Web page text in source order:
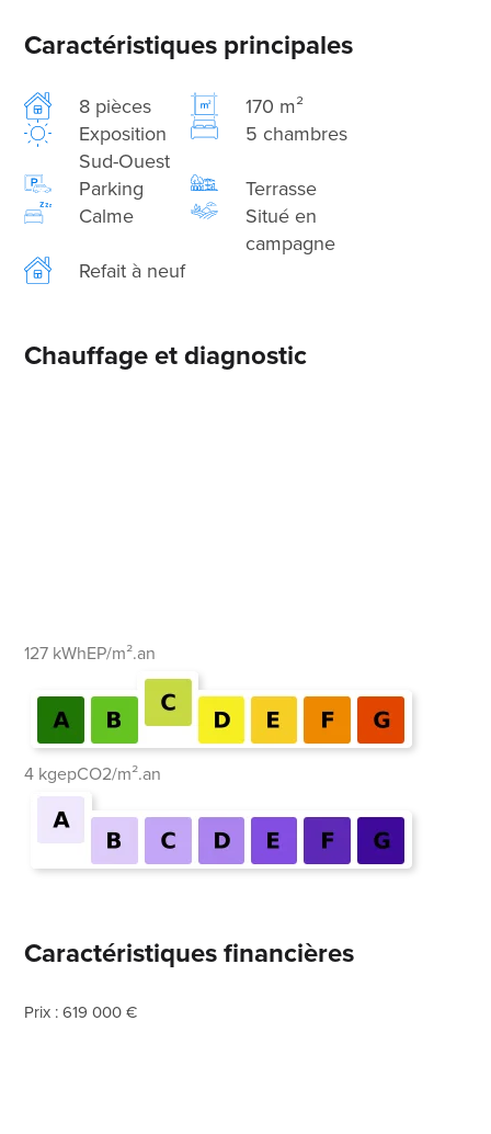
Caractéristiques principales
8 pièces
170 m²
Exposition
Sud-Ouest
5 chambres
Parking
Terrasse
Calme
Situé en
campagne
Refait à neuf
Chauffage et diagnostic
127 kWhEP/m².an
4 kgepCO2/m².an
Caractéristiques financières
Prix : 619 000 €